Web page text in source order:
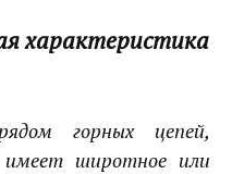
характеристика
горных цепей,
широтное или